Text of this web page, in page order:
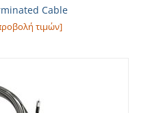
Cable
τιμών]